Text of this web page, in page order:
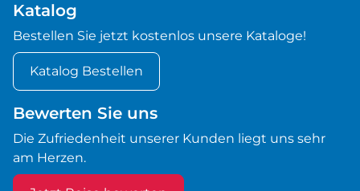
Katalog
Bestellen Sie jetzt kostenlos unsere Kataloge!
Katalog Bestellen
Bewerten Sie uns
Die Zufriedenheit unserer Kunden liegt uns sehr
am Herzen.